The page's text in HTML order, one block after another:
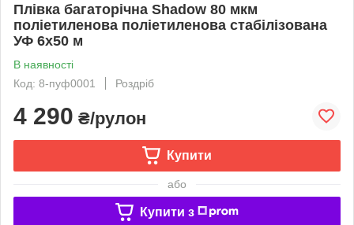
Плівка багаторічна Shadow 80 мкм
поліетиленова поліетиленова стабілізована
УФ 6х50 м
В наявності
Код: 8-пуф0001
Роздріб
4 290 ₴/рулон
Купити
або
Купити з